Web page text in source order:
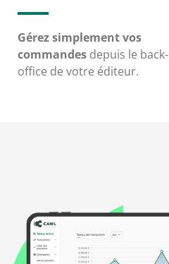
Gérez simplement vos
commandes depuis le back-
office de votre éditeur.